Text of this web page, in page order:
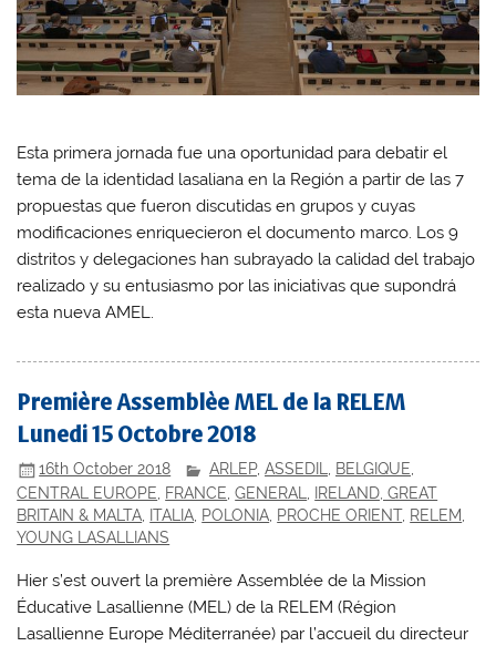
Esta primera jornada fue una oportunidad para debatir el
tema de la identidad lasaliana en la Región a partir de las 7
propuestas que fueron discutidas en grupos y cuyas
modificaciones enriquecieron el documento marco. Los 9
distritos y delegaciones han subrayado la calidad del trabajo
realizado y su entusiasmo por las iniciativas que supondrá
esta nueva AMEL.
Première Assemblèe MEL de la RELEM
Lunedi 15 Octobre 2018
16th October 2018 ARLEP,ASSEDIL BELGIQUE
CENTRAL EUROPE FRANCE ,GENERAL
IRELAND, GREAT
BRITAIN & MALTA ITALIA POLONIA PROCHE ORIENT, RELEM
YOUNG LASALLIANS
Hier s’est ouvert la première Assemblée de la Mission
Éducative Lasallienne (MEL) de la RELEM (Région
Lasallienne Europe Méditerranée) par l’accueil du directeur